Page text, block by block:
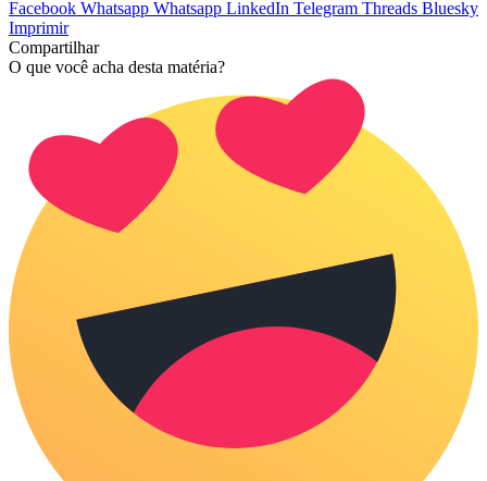
Facebook Whatsapp Whatsapp LinkedIn Telegram Threads Bluesky
Imprimir
Compartilhar
O que você acha desta matéria?